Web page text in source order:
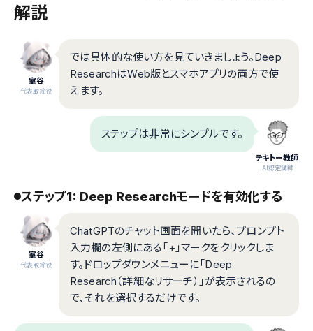
解説
室谷
代表取締役
では具体的な使い方を見ていきましょう。Deep
ResearchはWeb版とスマホアプリの両方で使
えます。
テキトー教師
.AI認定講師
ステップは非常にシンプルです。
ステップ1: Deep Researchモードを有効化する
室谷
代表取締役
ChatGPTのチャット画面を開いたら、プロンプト
入力欄の左側にある「+」マークをクリックしま
す。ドロップダウンメニューに「Deep
Research（詳細なリサーチ）」が表示されるの
で、それを選択するだけです。